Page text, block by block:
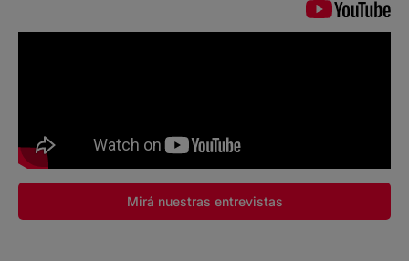
Mirá nuestras entrevistas